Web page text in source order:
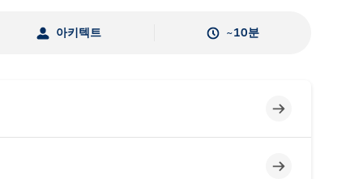
아키텍트 ~10분
미완료
미완료